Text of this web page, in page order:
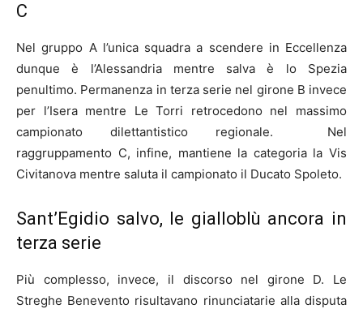
C
Nel gruppo A l’unica squadra a scendere in Eccellenza
dunque è l’Alessandria mentre salva è lo Spezia
penultimo. Permanenza in terza serie nel girone B invece
per l’Isera mentre Le Torri retrocedono nel massimo
campionato dilettantistico regionale. Nel
raggruppamento C, infine, mantiene la categoria la Vis
Civitanova mentre saluta il campionato il Ducato Spoleto.
Sant’Egidio salvo, le gialloblù ancora in
terza serie
Più complesso, invece, il discorso nel girone D. Le
Streghe Benevento risultavano rinunciatarie alla disputa